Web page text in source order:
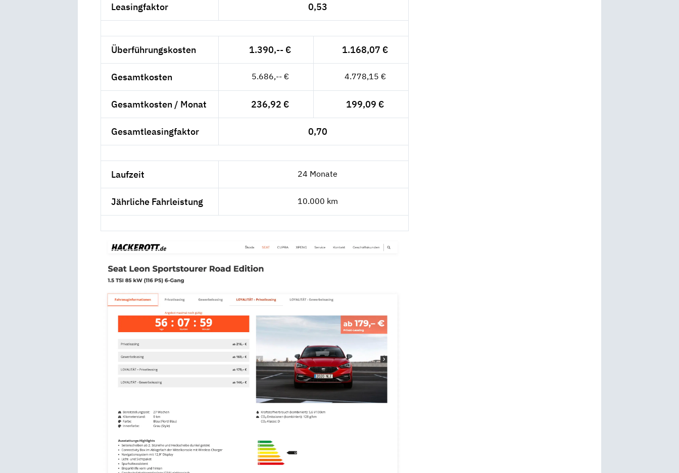
Leasingfaktor 0,53
Überführungskosten 1.390,-- € 1.168,07 €
Gesamtkosten 5.686,-- € 4.778,15 €
Gesamtkosten / Monat 236,92 € 199,09 €
Gesamtleasingfaktor 0,70
Laufzeit 24 Monate
Jährliche Fahrleistung 10.000 km